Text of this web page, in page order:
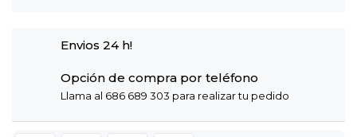
Envios 24 h!
Opción de compra por teléfono
Llama al 686 689 303 para realizar tu pedido